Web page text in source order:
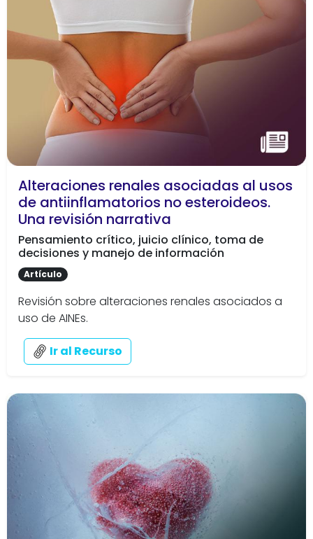
Alteraciones renales asociadas al usos
de antiinflamatorios no esteroideos.
Una revisión narrativa
Pensamiento crítico, juicio clínico, toma de
decisiones y manejo de información
Artículo
Revisión sobre alteraciones renales asociados a
uso de AINEs.
Ir al Recurso